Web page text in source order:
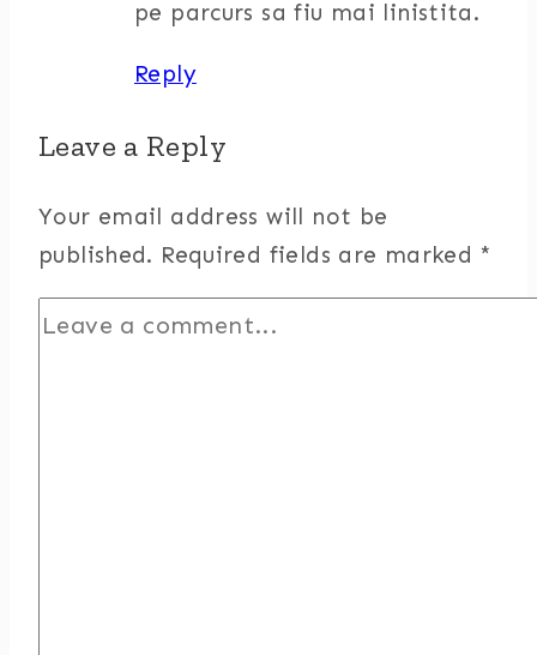
pe parcurs sa fiu mai linistita.
Reply
Leave a Reply
Your email address will not be
published. Required fields are marked *